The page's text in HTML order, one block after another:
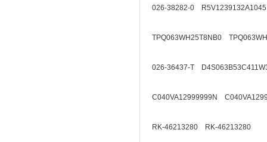
026-38282-0 R5V1239132A1045
TPQ063WH25T8NB0
026-36437-T
C040VA12999999N
RK-46213280 RK-46213280